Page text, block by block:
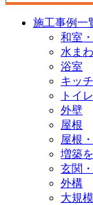
施工事例一
和室
水ま
浴室
キッ
トイレ
外壁
屋根
屋根
増築
玄関
外構
大規模